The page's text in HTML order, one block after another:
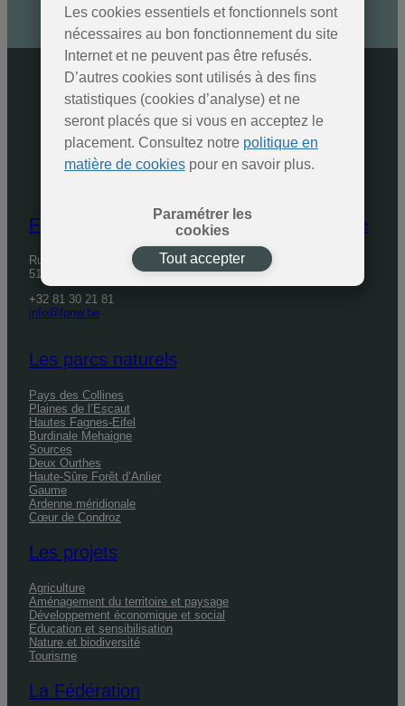
SOUMETTRE
Fédération des Parcs naturels de Wallonie
Rue de Coppin, 20
5100 Jambes
+32 81 30 21 81
info@fpnw.be
Les parcs naturels
Pays des Collines
Plaines de l’Escaut
Hautes Fagnes-Eifel
Burdinale Mehaigne
Sources
Deux Ourthes
Haute-Sûre Forêt d’Anlier
Gaume
Ardenne méridionale
Cœur de Condroz
Les projets
Agriculture
Aménagement du territoire et paysage
Développement économique et social
Education et sensibilisation
Nature et biodiversité
Tourisme
La Fédération
Les cookies essentiels et fonctionnels sont
nécessaires au bon fonctionnement du site
Internet et ne peuvent pas être refusés.
D’autres cookies sont utilisés à des fins
statistiques (cookies d’analyse) et ne
seront placés que si vous en acceptez le
placement. Consultez notre politique en
matière de cookiespour en savoir plus.
Paramétrer les
cookies
Tout accepter